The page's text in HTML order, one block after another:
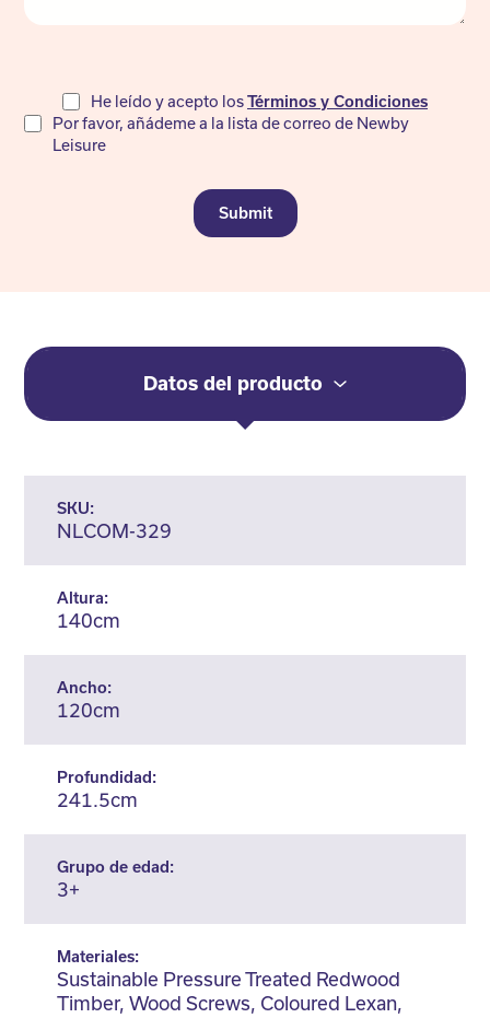
not
He leído y acepto losTérminos y Condiciones
Por favor, añádeme a la lista de correo de Newby
Leisure
Submit
Datos del producto
SKU:
NLCOM-329
Altura:
140cm
Ancho:
120cm
Profundidad:
241.5cm
Grupo de edad:
3+
Materiales:
Sustainable Pressure Treated Redwood
Timber, Wood Screws, Coloured Lexan,